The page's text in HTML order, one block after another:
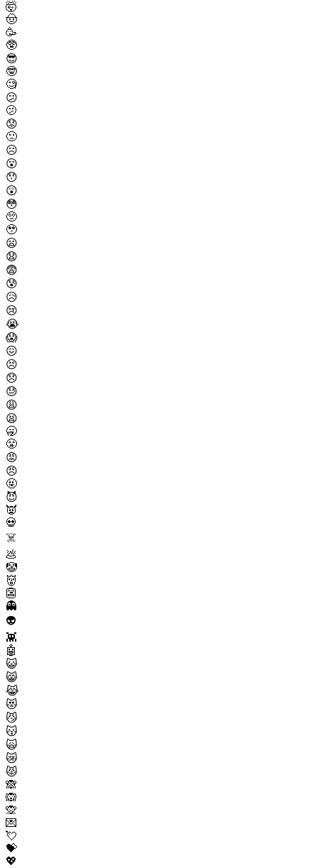
🤯
🤠
🥳
🥸
😎
🤓
🧐
😕
🫤
😟
🙁
☹️
😮
😯
😲
😳
🥺
🥹
😦
😧
😨
😰
😥
😢
😭
😱
😖
😣
😞
😓
😩
😫
🥱
😤
😡
😠
🤬
😈
👿
💀
☠️
💩
🤡
👹
👺
👻
👽
👾
🤖
😺
😸
😹
😻
😼
😽
🙀
😿
😾
🙈
🙉
🙊
💌
💘
💝
💖